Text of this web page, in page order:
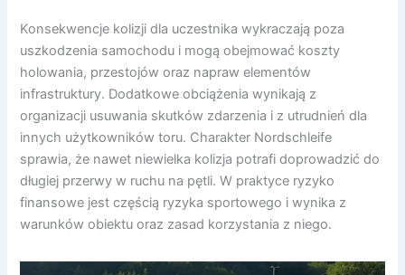
Konsekwencje kolizji dla uczestnika wykraczają poza
uszkodzenia samochodu i mogą obejmować koszty
holowania, przestojów oraz napraw elementów
infrastruktury. Dodatkowe obciążenia wynikają z
organizacji usuwania skutków zdarzenia i z utrudnień dla
innych użytkowników toru. Charakter Nordschleife
sprawia, że nawet niewielka kolizja potrafi doprowadzić do
długiej przerwy w ruchu na pętli. W praktyce ryzyko
finansowe jest częścią ryzyka sportowego i wynika z
warunków obiektu oraz zasad korzystania z niego.